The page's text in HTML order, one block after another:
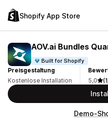
Shopify App Store
AOV.ai Bundles
Built for Shopify
Preisgestaltung
Kostenlose Installation
5,0
Demo-